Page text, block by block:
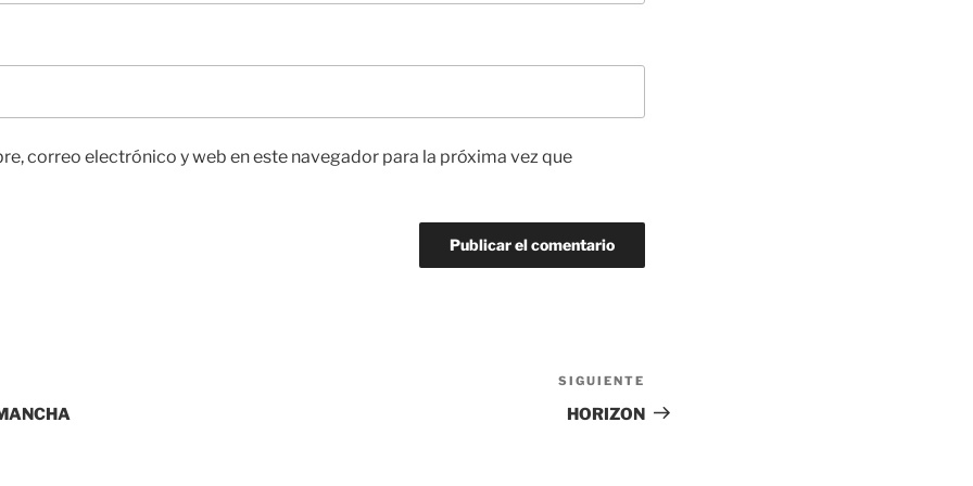
correo electrónico y web en este navegador para la próxima vez que
entrada
SIGUIENTE
HORIZON